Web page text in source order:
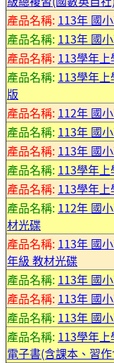
產品名稱: 113年 國
產品名稱: 113年 國
產品名稱: 113學年
產品名稱: 113學年
版
產品名稱: 112年 國
產品名稱: 113年 國
產品名稱: 113年 國
產品名稱: 113學年
產品名稱: 113學年
產品名稱: 112年 國
材光碟
產品名稱: 113年 國
年級 教材光碟
產品名稱: 113年 國
產品名稱: 113年 國
產品名稱: 113年 國
產品名稱: 113學年
電子書(含課本、習